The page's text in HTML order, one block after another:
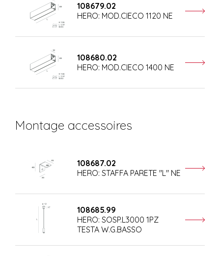
108679.02
HERO: MOD.CIECO 1120 NE
108680.02
HERO: MOD.CIECO 1400 NE
Montage accessoires
108687.02
HERO: STAFFA PARETE "L" NE
108685.99
HERO: SOSP.L3000 1PZ
TESTA W.G.BASSO